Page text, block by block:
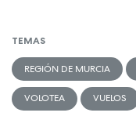
TEMAS
REGIÓN DE MURCIA
VOLOTEA VUELOS